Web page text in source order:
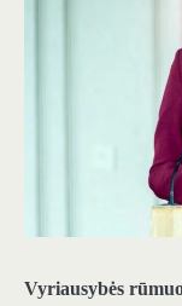
Vyriausybės